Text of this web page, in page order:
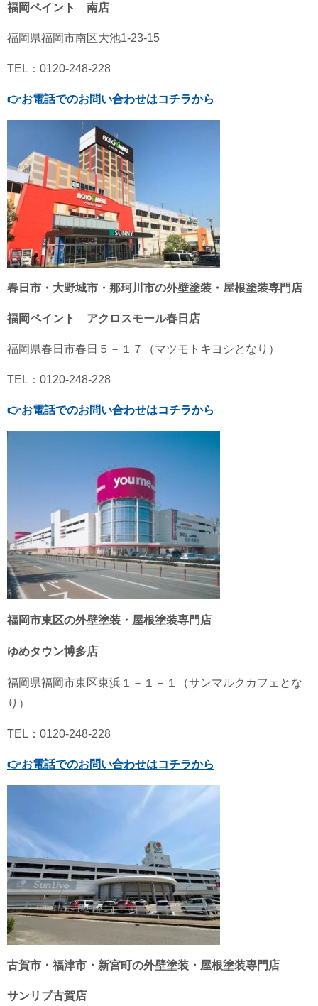
福岡ペイント 南店
福岡県福岡市南区大池1-23-15
TEL：0120-248-228
👉お電話でのお問い合わせはコチラから
春日市・大野城市・那珂川市の外壁塗装・屋根塗装専門店
福岡ペイント アクロスモール春日店
福岡県春日市春日５－１７（マツモトキヨシとなり）
TEL：0120-248-228
👉お電話でのお問い合わせはコチラから
福岡市東区の外壁塗装・屋根塗装専門店
ゆめタウン博多店
福岡県福岡市東区東浜１－１－１（サンマルクカフェとな
り）
TEL：0120-248-228
👉お電話でのお問い合わせはコチラから
古賀市・福津市・新宮町の外壁塗装・屋根塗装専門店
サンリブ古賀店